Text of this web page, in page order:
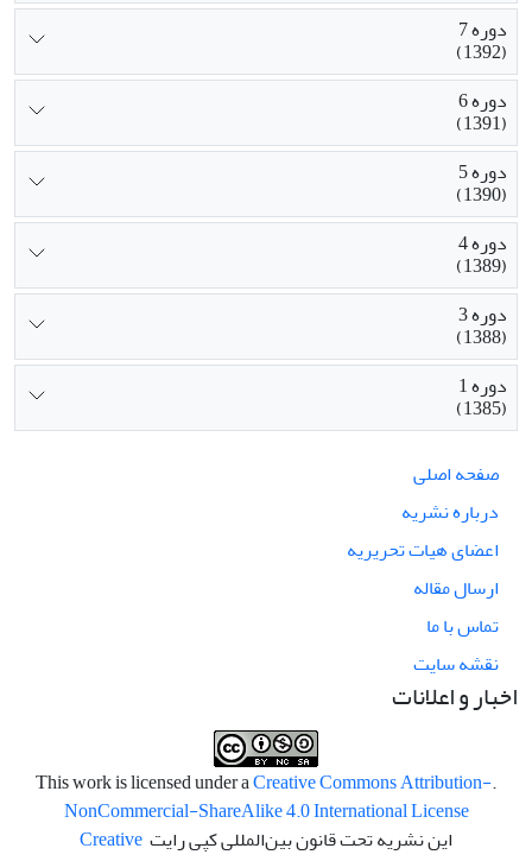
دوره 7
(1392)
دوره 6
(1391)
دوره 5
(1390)
دوره 4
(1389)
دوره 3
(1388)
دوره 1
(1385)
صفحه اصلی
درباره نشریه
اعضای هیات تحریریه
ارسال مقاله
تماس با ما
نقشه سایت
اخبار و اعلانات
.This work is licensed under a
Creative Commons Attribution-
NonCommercial-ShareAlike 4.0 International License
این نشریه تحت قانون بین‌المللی کپی رایت Creative